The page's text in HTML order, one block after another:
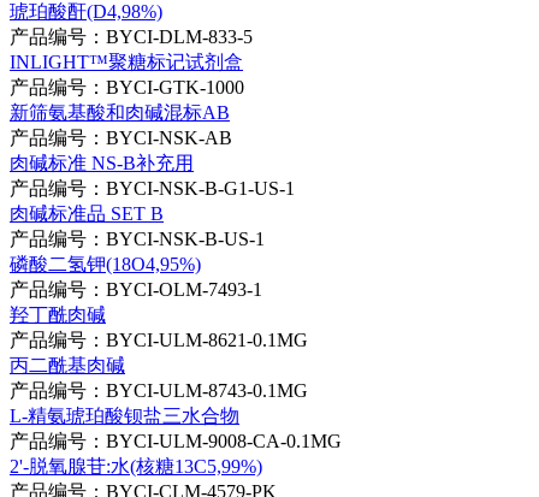
琥珀酸酐(D4,98%)
产品编号：BYCI-DLM-833-5
INLIGHT™聚糖标记试剂盒
产品编号：BYCI-GTK-1000
新筛氨基酸和肉碱混标AB
产品编号：BYCI-NSK-AB
肉碱标准 NS-B补充用
产品编号：BYCI-NSK-B-G1-US-1
肉碱标准品 SET B
产品编号：BYCI-NSK-B-US-1
磷酸二氢钾(18O4,95%)
产品编号：BYCI-OLM-7493-1
羟丁酰肉碱
产品编号：BYCI-ULM-8621-0.1MG
丙二酰基肉碱
产品编号：BYCI-ULM-8743-0.1MG
L-精氨琥珀酸钡盐三水合物
产品编号：BYCI-ULM-9008-CA-0.1MG
2'-脱氧腺苷:水(核糖13C5,99%)
产品编号：BYCI-CLM-4579-PK